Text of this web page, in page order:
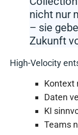
nicht nur
– sie
Zukunft
High-Velocity
Kontext
Daten
KI
Teams